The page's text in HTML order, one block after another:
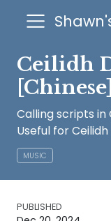
Ceilidh
[Chinese]
Calling scripts in
Useful for
MUSIC
PUBLISHED